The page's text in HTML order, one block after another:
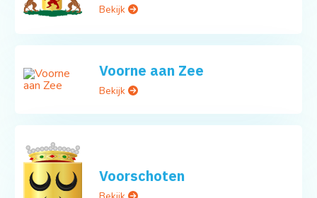
Bekijk
Voorne aan Zee
Bekijk
Voorschoten